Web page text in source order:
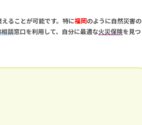
ることが可能です。特に福岡のように自然災害の
相談窓口を利用して、自分に最適な火災保険を見つ